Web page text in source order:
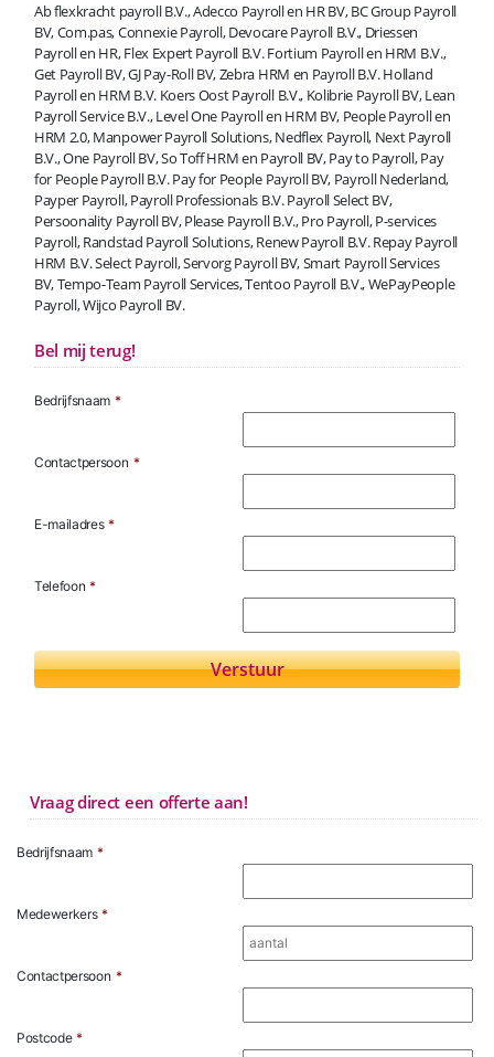
Ab flexkracht payroll B.V., Adecco Payroll en HR BV, BC Group Payroll
BV, Com.pas, Connexie Payroll, Devocare Payroll B.V., Driessen
Payroll en HR, Flex Expert Payroll B.V. Fortium Payroll en HRM B.V.,
Get Payroll BV, GJ Pay-Roll BV, Zebra HRM en Payroll B.V. Holland
Payroll en HRM B.V. Koers Oost Payroll B.V., Kolibrie Payroll BV, Lean
Payroll Service B.V., Level One Payroll en HRM BV, People Payroll en
HRM 2.0, Manpower Payroll Solutions, Nedflex Payroll, Next Payroll
B.V., One Payroll BV, So Toff HRM en Payroll BV, Pay to Payroll, Pay
for People Payroll B.V. Pay for People Payroll BV, Payroll Nederland,
Payper Payroll, Payroll Professionals B.V. Payroll Select BV,
Persoonality Payroll BV, Please Payroll B.V., Pro Payroll, P-services
Payroll, Randstad Payroll Solutions, Renew Payroll B.V. Repay Payroll
HRM B.V. Select Payroll, Servorg Payroll BV, Smart Payroll Services
BV, Tempo-Team Payroll Services, Tentoo Payroll B.V., WePayPeople
Payroll, Wijco Payroll BV.
Bel mij terug!
Bedrijfsnaam *
Contactpersoon *
E-mailadres *
Telefoon *
Vraag direct een offerte aan!
Bedrijfsnaam *
Medewerkers *
Contactpersoon *
Postcode *